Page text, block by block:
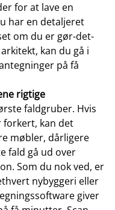
for at lave en
har en detaljeret
om du er gør-det-
kan du gå i
på få
rigtige
faldgruber. Hvis
kan det
møbler, dårligere
fald gå ud over
Som du nok ved, er
nybyggeri eller
giver